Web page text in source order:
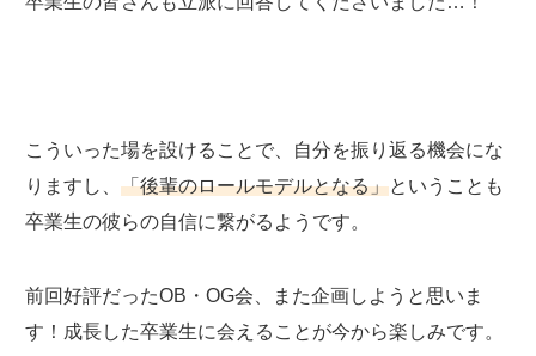
こういった場を設けることで、自分を振り返る機会にな
りますし、 「後輩のロールモデルとなる」ということも
卒業生の彼らの自信に繋がるようです。
前回好評だったOB・OG会、また企画しようと思いま
す！ 成長した卒業生に会えることが今から楽しみです。